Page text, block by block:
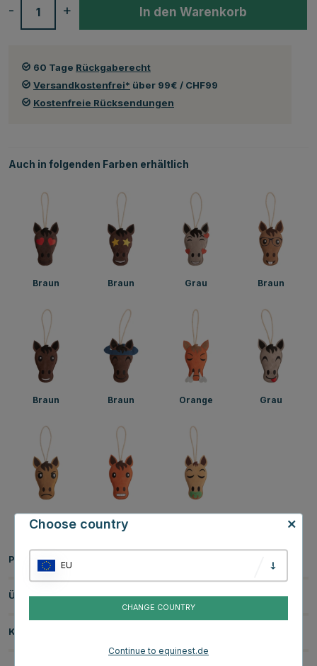
+
- In den Warenkorb
60 Tage Rückgaberecht
Versandkostenfrei* über 99€ / CHF99
Kostenfreie Rücksendungen
Auch in folgenden Farben erhältlich
Braun Braun Grau Braun
Braun Braun Orange Grau
Braun Orange Braun
Produktinformationen
Über die Marke
Kundenbewertungen
Choose country
EU
CHANGE COUNTRY
Continue to equinest.de